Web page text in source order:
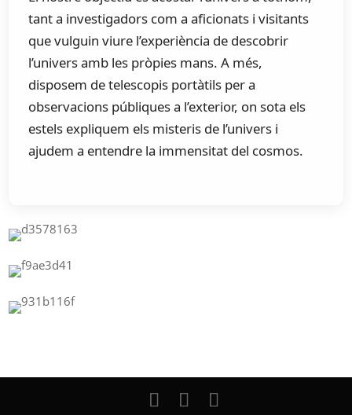
tant a investigadors com a aficionats i visitants
que vulguin viure l’experiència de descobrir
l’univers amb les pròpies mans. A més,
disposem de telescopis portàtils per a
observacions públiques a l’exterior, on sota els
estels expliquem els misteris de l’univers i
ajudem a entendre la immensitat del cosmos.